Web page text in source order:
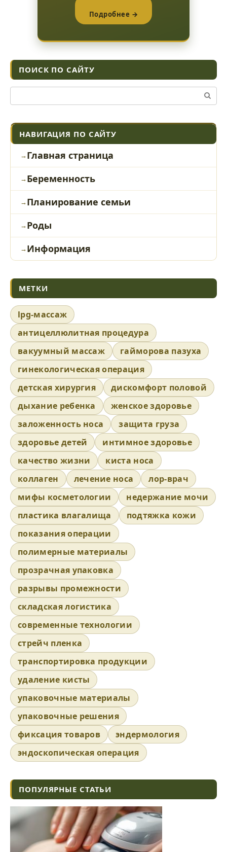
Подробнее →
ПОИСК ПО САЙТУ
Поиск:
НАВИГАЦИЯ ПО САЙТУ
Главная страница
Беременность
Планирование семьи
Роды
Информация
МЕТКИ
lpg-массаж
антицеллюлитная процедура
вакуумный массаж
гайморова пазуха
гинекологическая операция
детская хирургия
дискомфорт половой
дыхание ребенка
женское здоровье
заложенность носа
защита груза
здоровье детей
интимное здоровье
качество жизни
киста носа
коллаген
лечение носа
лор-врач
мифы косметологии
недержание мочи
пластика влагалища
подтяжка кожи
показания операции
полимерные материалы
прозрачная упаковка
разрывы промежности
складская логистика
современные технологии
стрейч пленка
транспортировка продукции
удаление кисты
упаковочные материалы
упаковочные решения
фиксация товаров
эндермология
эндоскопическая операция
ПОПУЛЯРНЫЕ СТАТЬИ